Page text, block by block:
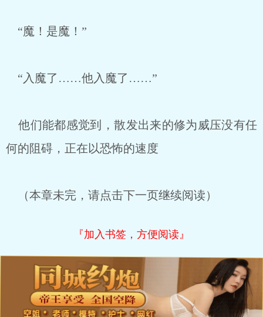
“魔！是魔！”
“入魔了……他入魔了……”
他们能都感觉到，散发出来的修为威压没有任
何的阻碍，正在以恐怖的速度
（本章未完，请点击下一页继续阅读）
『加入书签，方便阅读』